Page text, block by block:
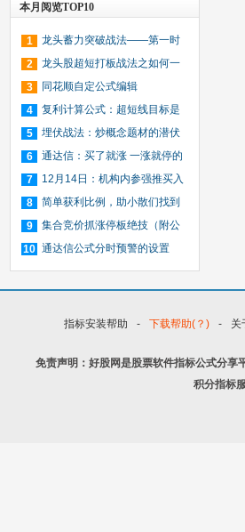
本月阅览TOP10
1
龙头蓄力突破战法——第一时
间介入牛股主升浪捕捉涨停板的技
巧（图解）
2
龙头股超短打板战法之如何一
年内用1万块赚到1个亿（图解）
3
同花顺自定公式编辑
4
复利计算公式：超短线目标是
一年十倍收益，那每月要赚多少？
5
埋伏战法：炒概念题材的潜伏
时机与仓位管理（图解）
6
通达信：买了就涨 一涨就停的
选股技巧
7
12月14日：机构内参强推买入
14只暴涨股（名单）
8
简单获利比例，助小散们找到
小牛股－－通达信、大智慧通用
9
集合竞价抓涨停板绝技（附公
式源码）
10 通达信公式分时预警的设置
指标安装帮助 - 下载帮助(？) - 关
免责声明：好股网是股票软件指标公式分享
积分指标